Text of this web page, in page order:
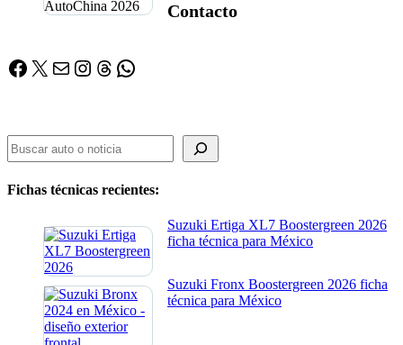
Contacto
Facebook
X Correo electrónico
Instagram
Threads
WhatsApp
Buscar
Fichas técnicas recientes:
Suzuki Ertiga XL7 Boostergreen 2026
ficha técnica para México
Suzuki Fronx Boostergreen 2026 ficha
técnica para México